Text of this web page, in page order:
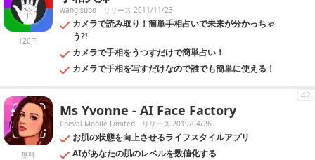
120円
wang subo リリース 2011/11/23
カメラで読み取り！簡単手相占いで未来が分かっちゃ
う?!
カメラで手相をうつすだけで簡単占い！
カメラで手相を写すだけなので誰でも簡単に使える！
無料
Ms Yvonne - AI Face Factory
Cheval Mobile Limited リリース 2019/04/26
お肌の状態を向上させるライフスタイルアプリ
AIがあなたの肌のレベルを数値化する
42